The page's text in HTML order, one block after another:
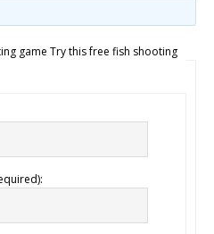
game Try this free fish shooting